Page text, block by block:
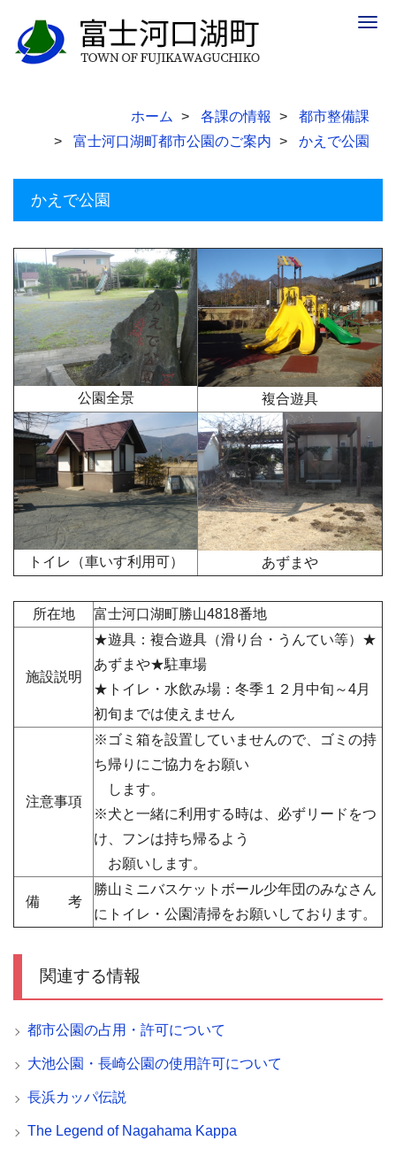
ホーム 各課の情報
都市整備課
富士河口湖町都市公園のご案内
かえで公園
かえで公園
公園全景 複合遊具
トイレ（車いす利用可） あずまや
所在地 富士河口湖町勝山4818番地
施設説明
★遊具：複合遊具（滑り台・うんてい等）★
あずまや★駐車場
★トイレ・水飲み場：冬季１２月中旬～4月
初旬までは使えません
注意事項
※ゴミ箱を設置していませんので、ゴミの持
ち帰りにご協力をお願い
します。
※犬と一緒に利用する時は、必ずリードをつ
け、フンは持ち帰るよう
お願いします。
備 考
勝山ミニバスケットボール少年団のみなさん
にトイレ・公園清掃をお願いしております。
関連する情報
都市公園の占用・許可について
大池公園・長崎公園の使用許可について
長浜カッパ伝説
The Legend of Nagahama Kappa